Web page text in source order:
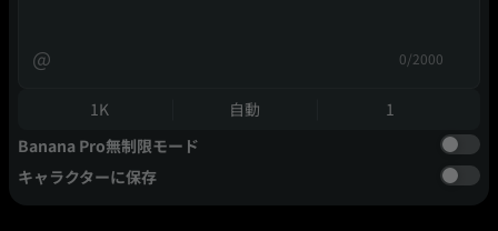
@ 0/2000
1K 自動
1
Banana Pro無制限モード
キャラクターに保存